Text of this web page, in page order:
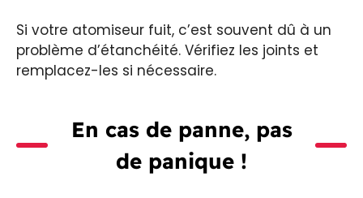
Si votre atomiseur fuit, c’est souvent dû à un
problème d’étanchéité. Vérifiez les joints et
remplacez-les si nécessaire.
En cas de panne, pas
de panique !